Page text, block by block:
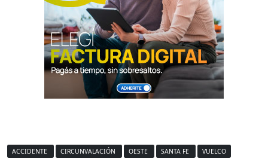
ACCIDENTE CIRCUNVALACIÓN OESTE SANTA FE VUELCO